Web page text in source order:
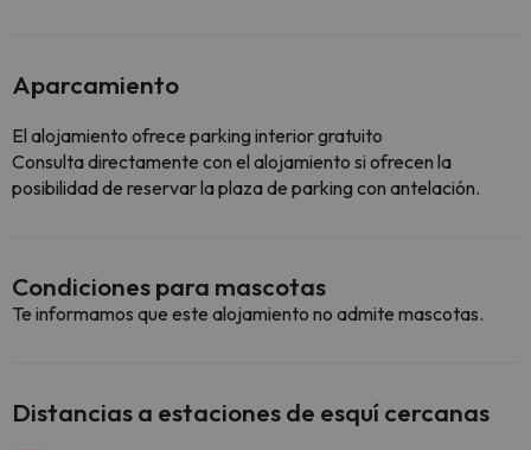
Aparcamiento
El alojamiento ofrece parking interior gratuito
Consulta directamente con el alojamiento si ofrecen la
posibilidad de reservar la plaza de parking con antelación.
Condiciones para mascotas
Te informamos que este alojamiento no admite mascotas.
Distancias a estaciones de esquí cercanas